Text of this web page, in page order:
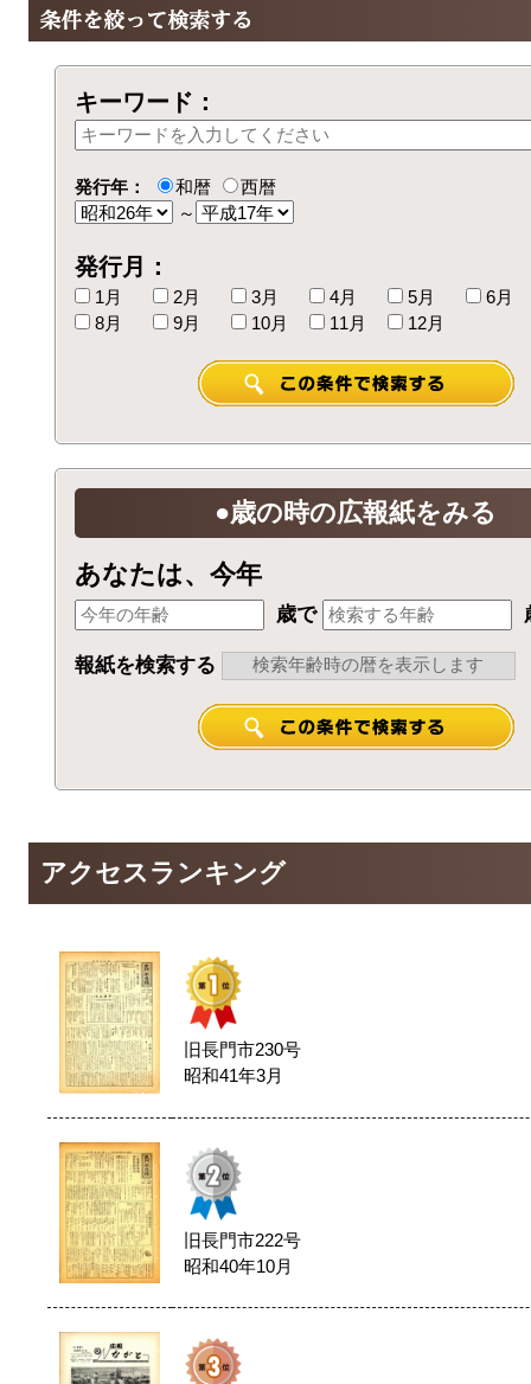
キーワード：
発行年： 和暦
西暦
～
発行月：
1月 2月 3月 4月 5月
6月
8月
9月 10月 11月 12月
●歳の時の広報紙をみる
あなたは、今年
歳で
報紙を検索する
アクセスランキング
旧長門市230号
昭和41年3月
旧長門市222号
昭和40年10月